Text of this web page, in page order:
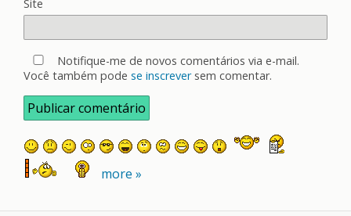
Site
Notifique-me de novos comentários via e-mail.
Você também pode se inscreversem comentar.
more »